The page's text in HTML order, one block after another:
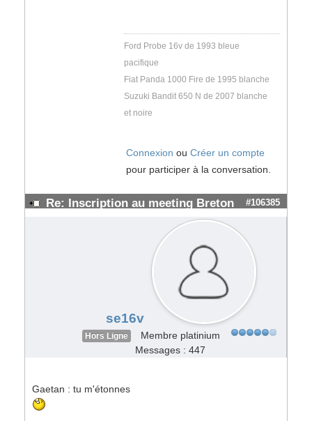
Ford Probe 16v de 1993 bleue
pacifique
Fiat Panda 1000 Fire de 1995 blanche
Suzuki Bandit 650 N de 2007 blanche
et noire
Connexion ou Créer un compte
pour participer à la conversation.
Re: Inscription au meeting Breton #106385
se16v
Hors Ligne
Membre platinium
Messages : 447
Gaetan : tu m'étonnes